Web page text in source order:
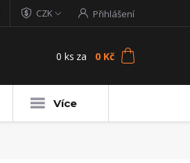
CZK Přihlášení
0 ks za 0 Kč
Více